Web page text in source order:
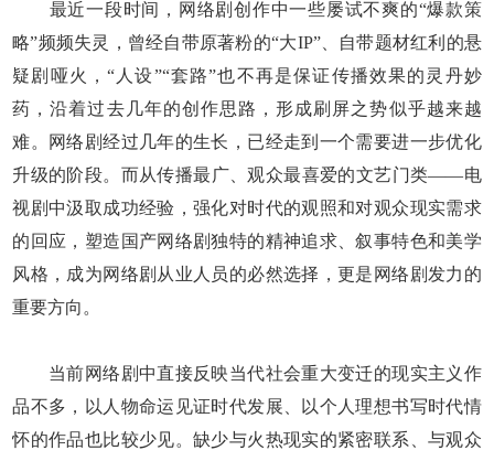
最近一段时间，网络剧创作中一些屡试不爽的“爆款策
略”频频失灵，曾经自带原著粉的“大IP”、自带题材红利的悬
疑剧哑火，“人设”“套路”也不再是保证传播效果的灵丹妙
药，沿着过去几年的创作思路，形成刷屏之势似乎越来越
难。网络剧经过几年的生长，已经走到一个需要进一步优化
升级的阶段。而从传播最广、观众最喜爱的文艺门类——电
视剧中汲取成功经验，强化对时代的观照和对观众现实需求
的回应，塑造国产网络剧独特的精神追求、叙事特色和美学
风格，成为网络剧从业人员的必然选择，更是网络剧发力的
重要方向。
当前网络剧中直接反映当代社会重大变迁的现实主义作
品不多，以人物命运见证时代发展、以个人理想书写时代情
怀的作品也比较少见。缺少与火热现实的紧密联系、与观众